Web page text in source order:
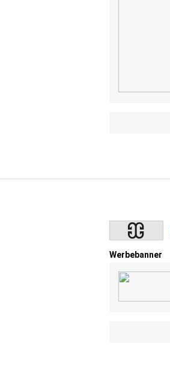
Werbebanner